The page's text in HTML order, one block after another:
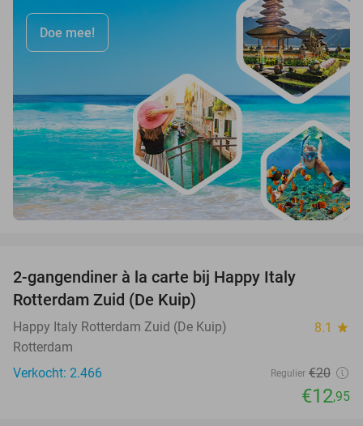
Doe mee!
2-gangendiner à la carte bij Happy Italy
Rotterdam Zuid (De Kuip)
Happy Italy Rotterdam Zuid (De Kuip) 8.1 star
Rotterdam
Verkocht: 2.466
Regulier €20
€12,95